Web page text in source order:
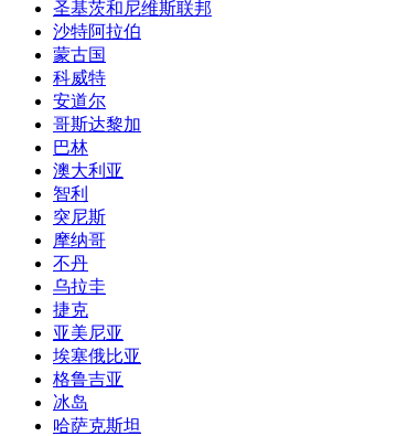
圣基茨和尼维斯联邦
沙特阿拉伯
蒙古国
科威特
安道尔
哥斯达黎加
巴林
澳大利亚
智利
突尼斯
摩纳哥
不丹
乌拉圭
捷克
亚美尼亚
埃塞俄比亚
格鲁吉亚
冰岛
哈萨克斯坦